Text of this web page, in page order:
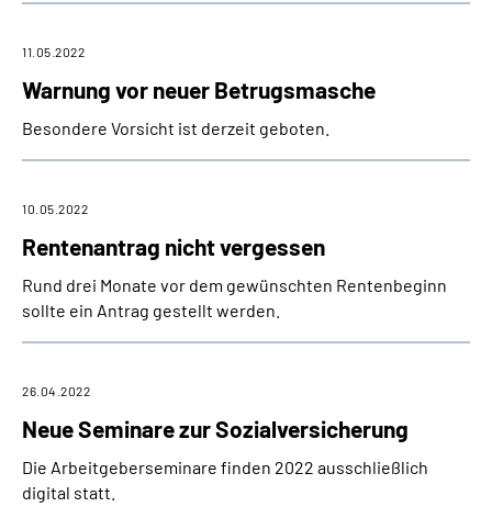
Warnung vor neuer Betrugsmasche
11.05.2022
Besondere Vorsicht ist derzeit geboten.
Rentenantrag nicht vergessen
10.05.2022
Rund drei Monate vor dem gewünschten Rentenbeginn
sollte ein Antrag gestellt werden.
Neue Seminare zur Sozialversicherung
26.04.2022
Die Arbeitgeberseminare finden 2022 ausschließlich
digital statt.